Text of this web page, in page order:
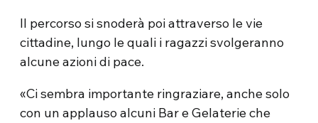
Il percorso si snoderà poi attraverso le vie
cittadine, lungo le quali i ragazzi svolgeranno
alcune azioni di pace.
«Ci sembra importante ringraziare, anche solo
con un applauso alcuni Bar e Gelaterie che